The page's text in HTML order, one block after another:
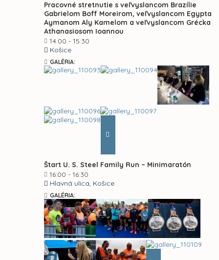
Pracovné stretnutie s veľvyslancom Brazílie
Gabrielom Boff Moreirom, veľvyslancom Egypta
Aymanom Aly Kamelom a veľvyslancom Grécka
Athanasiosom Ioannou
14:00 - 15:30
Košice
GALÉRIA:
Štart U. S. Steel Family Run – Minimaratón
16:00 - 16:30
Hlavná ulica, Košice
GALÉRIA: